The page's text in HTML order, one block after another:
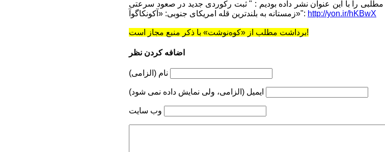
را با این عنوان نشر داده بودیم : " ثبت رکوردی جدید در صعود سرعتی
زمستانه به بلندترین قله امریکای جنوبی: «آکونکاگوآ»": http://yon.ir/hKBwX
برداشت مطلب از «کوه‌نوشت» با ذکر منبع مجاز است!
اضافه کردن نظر
نام (الزامی)
ایمیل (الزامی، ولی نمایش داده نمی شود)
وب سایت